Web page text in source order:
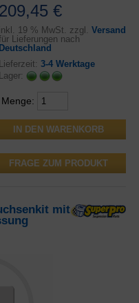
209,45 €
inkl. 19 % MwSt. zzgl. Versand
Lieferungen nach
Deutschland
Lieferzeit: 3-4 Werktage
Lager:
Menge:
FRAGE ZUM PRODUKT
mit